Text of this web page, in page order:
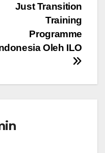
Just Transition
Training
Programme
Oleh ILO